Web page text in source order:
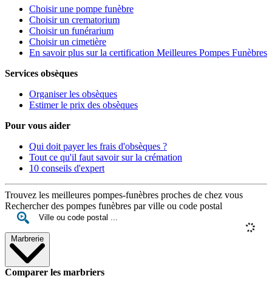
Choisir une pompe funèbre
Choisir un crematorium
Choisir un funérarium
Choisir un cimetière
En savoir plus sur la certification Meilleures Pompes Funèbres
Services obsèques
Organiser les obsèques
Estimer le prix des obsèques
Pour vous aider
Qui doit payer les frais d'obsèques ?
Tout ce qu'il faut savoir sur la crémation
10 conseils d'expert
Trouvez les meilleures pompes-funèbres proches de chez vous
Rechercher des pompes funèbres par ville ou code postal
Marbrerie
Comparer les marbriers